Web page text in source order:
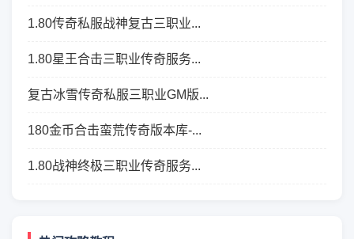
1.80传奇私服战神复古三职业...
1.80星王合击三职业传奇服务...
复古冰雪传奇私服三职业GM版...
180金币合击蛮荒传奇版本库-...
1.80战神终极三职业传奇服务...